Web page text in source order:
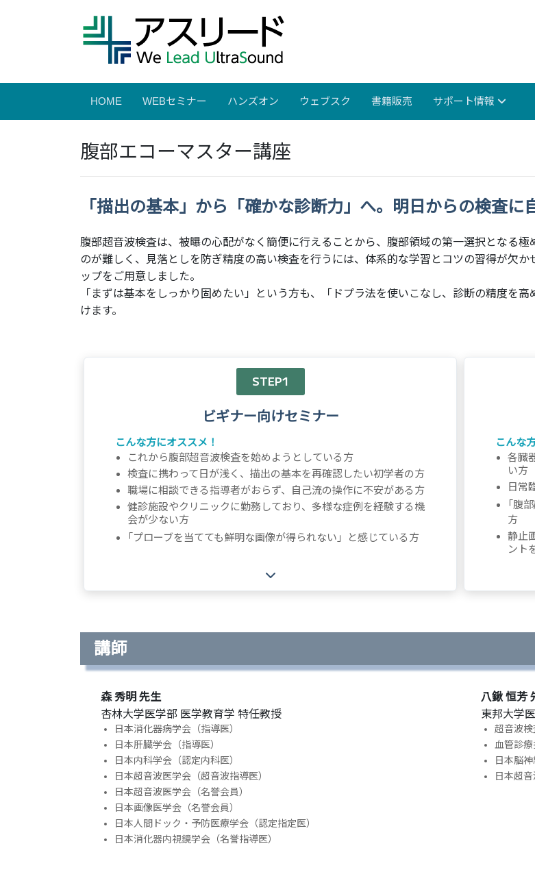
HOME WEBセミナー ハンズオン ウェブスク 書籍販売 サポート情報
腹部エコーマスター講座
「描出の基本」から「確かな診断力」へ。明日からの検査に
腹部超音波検査は、被曝の心配がなく簡便に行えることから、腹部領域の第一選択となる
のが難しく、見落としを防ぎ精度の高い検査を行うには、体系的な学習とコツの習得が欠
ップをご用意しました。
「まずは基本をしっかり固めたい」という方も、「ドプラ法を使いこなし、診断の精度を
けます。
STEP1
ビギナー向けセミナー
こんな方にオススメ！
これから腹部超音波検査を始めようとしている方
検査に携わって日が浅く、描出の基本を再確認したい初学者の方
職場に相談できる指導者がおらず、自己流の操作に不安がある方
健診施設やクリニックに勤務しており、多様な症例を経験する機
会が少ない方
「 プローブを当てても鮮明な画像が得られない」と感じている方
こんな
各臓
い方
日常
「 腹
方
静止
ント
講師
森 秀明 先生
杏林大学医学部 医学教育学 特任教授
日本消化器病学会（指導医）
日本肝臓学会（指導医）
日本内科学会（認定内科医）
日本超音波医学会（超音波指導医）
日本超音波医学会（名誉会員）
日本画像医学会（名誉会員）
日本人間ドック・予防医療学会（認定指定医）
日本消化器内視鏡学会（名誉指導医）
八鍬 恒芳
東邦大学
超音波検
血管診療
日本脳
日本超